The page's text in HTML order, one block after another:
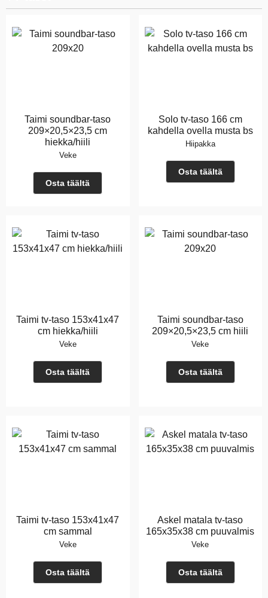
Taimi soundbar-taso
209×20,5×23,5 cm
hiekka/hiili
Veke
Osta täältä
Solo tv-taso 166 cm
kahdella ovella musta bs
Hiipakka
Osta täältä
Taimi tv-taso 153x41x47
cm hiekka/hiili
Veke
Osta täältä
Taimi soundbar-taso
209×20,5×23,5 cm hiili
Veke
Osta täältä
Taimi tv-taso 153x41x47
cm sammal
Veke
Osta täältä
Askel matala tv-taso
165x35x38 cm puuvalmis
Veke
Osta täältä